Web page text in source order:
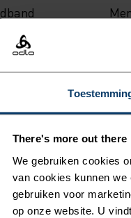
There's more out there
We gebruiken cookies
van cookies kunnen we
gebruiken voor
op onze website. U